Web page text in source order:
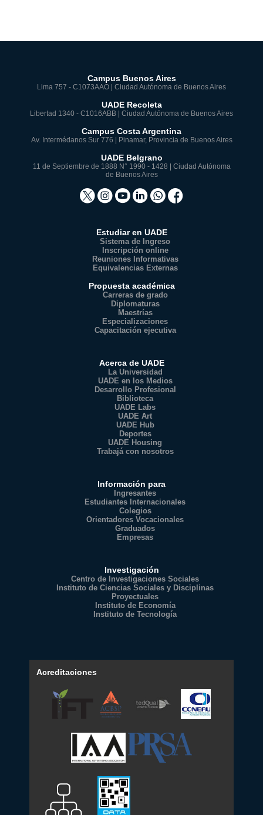
Campus Buenos Aires
Lima 757 - C1073AAO | Ciudad Autónoma de Buenos Aires
UADE Recoleta
Libertad 1340 - C1016ABB | Ciudad Autónoma de Buenos Aires
Campus Costa Argentina
Av. Intermédanos Sur 776 | Pinamar, Provincia de Buenos Aires
UADE Belgrano
11 de Septiembre de 1888 N° 1990 - 1428 | Ciudad Autónoma
de Buenos Aires
Estudiar en UADE
Sistema de Ingreso
Inscripción online
Reuniones Informativas
Equivalencias Externas
Propuesta académica
Carreras de grado
Diplomaturas
Maestrías
Especializaciones
Capacitación ejecutiva
Acerca de UADE
La Universidad
UADE en los Medios
Desarrollo Profesional
Biblioteca
UADE Labs
UADE Art
UADE Hub
Deportes
UADE Housing
Trabajá con nosotros
Información para
Ingresantes
Estudiantes Internacionales
Colegios
Orientadores Vocacionales
Graduados
Empresas
Investigación
Centro de Investigaciones Sociales
Instituto de Ciencias Sociales y Disciplinas
Proyectuales
Instituto de Economía
Instituto de Tecnología
Acreditaciones